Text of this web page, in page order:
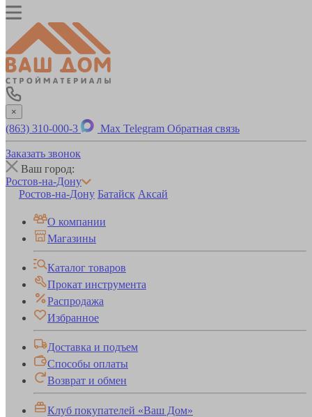
×
(863) 310-000-3 Max Telegram Обратная связь
Заказать звонок
Ваш город:
Ростов-на-Дону
Ростов-на-Дону Батайск Аксай
О компании
Магазины
Каталог товаров
Прокат инструмента
Распродажа
Избранное
Доставка и подъем
Способы оплаты
Возврат и обмен
Клуб покупателей «Ваш Дом»